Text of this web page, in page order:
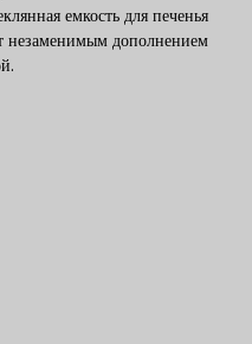
емкость для печенья
дополнением